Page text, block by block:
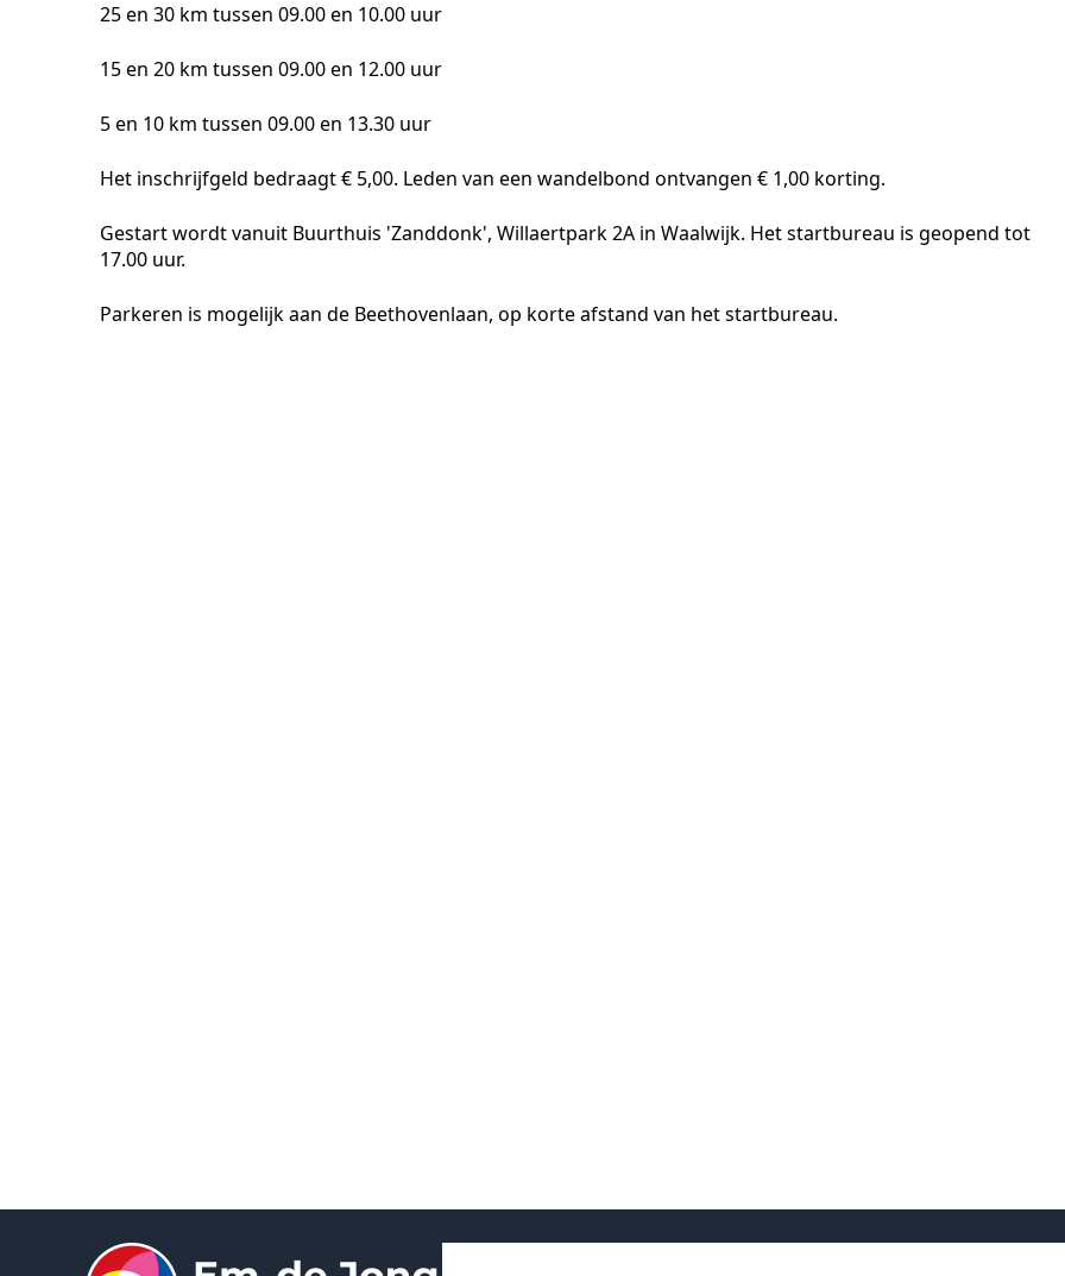
25 en 30 km tussen 09.00 en 10.00 uur
15 en 20 km tussen 09.00 en 12.00 uur
5 en 10 km tussen 09.00 en 13.30 uur
Het inschrijfgeld bedraagt € 5,00. Leden van een wandelbond ontvangen € 1,00 korting.
Gestart wordt vanuit Buurthuis 'Zanddonk', Willaertpark 2A in Waalwijk. Het startbureau is geopend tot
17.00 uur.
Parkeren is mogelijk aan de Beethovenlaan, op korte afstand van het startbureau.